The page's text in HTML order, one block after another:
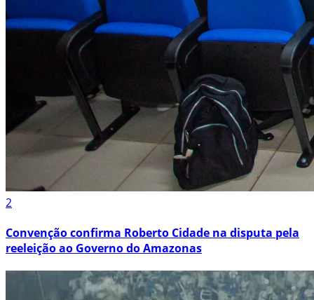
2
Convenção confirma Roberto Cidade na disputa pela
reeleição ao Governo do Amazonas